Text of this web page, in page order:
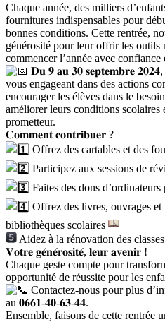
Chaque année, des milliers
fournitures indispensables pour
bonnes conditions. Cette rentrée,
générosité pour leur offrir les outils
commencer l’année avec confiance
𝐃𝐮 𝟗 𝐚𝐮 𝟑𝟎 𝐬𝐞𝐩𝐭𝐞𝐦𝐛𝐫𝐞 𝟐𝟎𝟐𝟒,
vous engageant dans des actions
encourager les élèves dans le
améliorer leurs conditions
prometteur.
𝐂𝐨𝐦𝐦𝐞𝐧𝐭 𝐜𝐨𝐧𝐭𝐫𝐢𝐛𝐮𝐞𝐫 ?
Offrez des cartables et des
Participez aux sessions de
Faites des dons
Offrez des livres, ouvrages
bibliothèques scolaires
Aidez à la rénovation des
𝐕𝐨𝐭𝐫𝐞 𝐠𝐞́𝐧𝐞́𝐫𝐨𝐬𝐢𝐭𝐞́, 𝐥𝐞𝐮𝐫 𝐚𝐯𝐞𝐧𝐢𝐫 !
Chaque geste compte pour
opportunité de réussite pour les
Contactez-nous pour plus
au 𝟎𝟔𝟔𝟏-𝟒𝟎-𝟔𝟑-𝟒𝟒.
Ensemble, faisons de cette rentrée